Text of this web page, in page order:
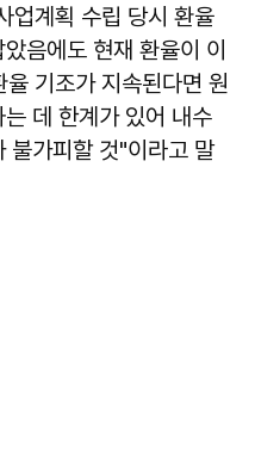
업계획 수립 당시 환율
음에도 현재 환율이 이
기조가 지속된다면 원
데 한계가 있어 내수
불가피할 것"이라고 말